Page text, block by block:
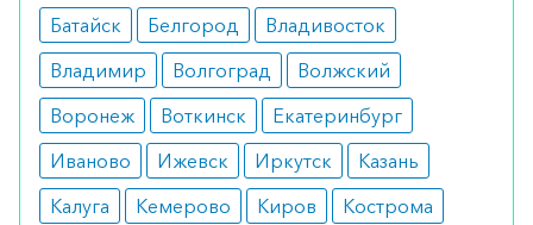
Побочные эффекты
Средство не вызывает побочных эффектов при
правильном применении. Крайне редко
длительный курс становится причиной анемии и
нейтропении.
Батайск
Белгород
Владивосток
Владимир
Волгоград
Волжский
Воронеж
Воткинск
Екатеринбург
Иваново
Ижевск Иркутск
Казань
Калуга
Кемерово Киров
Кострома